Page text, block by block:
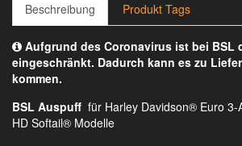
Beschreibung Produkt Tags
Aufgrund des Coronavirus ist bei BSL
eingeschränkt. Dadurch kann es zu
kommen.
BSL Auspuff für Harley Davidson® Euro
HD Softail® Modelle